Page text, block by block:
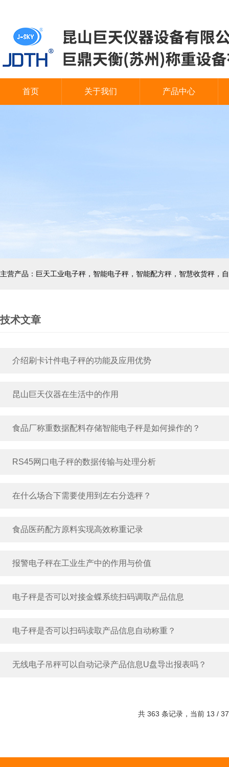
首页 关于我们 产品中心
技术文章
介绍刷卡计件电子秤的功能及应用优势
昆山巨天仪器在生活中的作用
食品厂称重数据配料存储智能电子秤是如何操作的？
RS45网口电子秤的数据传输与处理分析
在什么场合下需要使用到左右分选秤？
食品医药配方原料实现高效称重记录
报警电子秤在工业生产中的作用与价值
电子秤是否可以对接金蝶系统扫码调取产品信息
电子秤是否可以扫码读取产品信息自动称重？
无线电子吊秤可以自动记录产品信息U盘导出报表吗？
共 363 条记录，当前 13 /